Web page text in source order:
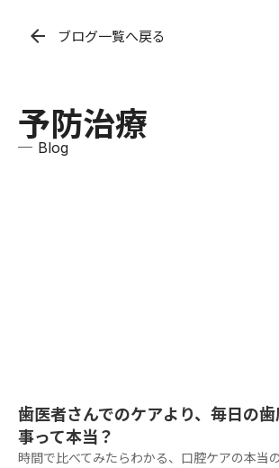
arrow_back ブログ一覧へ戻る
予防治療
─ Blog
歯医者さんでのケアより、毎日の
事って本当？
時間で比べてみたらわかる、口腔ケアの本当